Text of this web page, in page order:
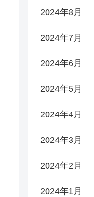
2024年8月
2024年7月
2024年6月
2024年5月
2024年4月
2024年3月
2024年2月
2024年1月